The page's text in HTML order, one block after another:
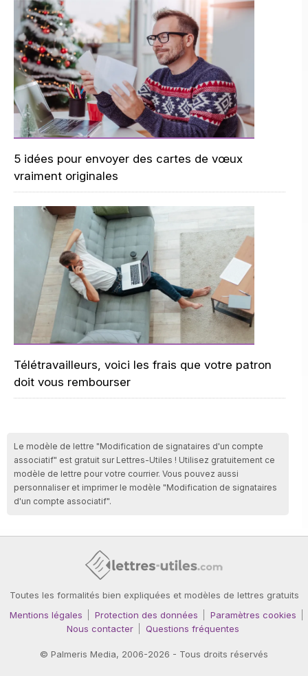
5 idées pour envoyer des cartes de vœux
vraiment originales
Télétravailleurs, voici les frais que votre patron
doit vous rembourser
Le modèle de lettre "Modification de signataires d'un compte
associatif" est gratuit sur Lettres-Utiles ! Utilisez gratuitement ce
modèle de lettre pour votre courrier. Vous pouvez aussi
personnaliser et imprimer le modèle "Modification de signataires
d'un compte associatif".
Toutes les formalités bien expliquées et modèles de lettres gratuits
Mentions légales
Protection des données
Paramètres cookies
Nous contacter
Questions fréquentes
© Palmeris Media, 2006-2026 - Tous droits réservés